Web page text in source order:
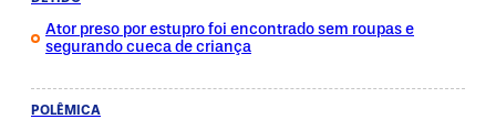
Ator preso por estupro foi encontrado sem roupas e
segurando cueca de criança
POLÊMICA